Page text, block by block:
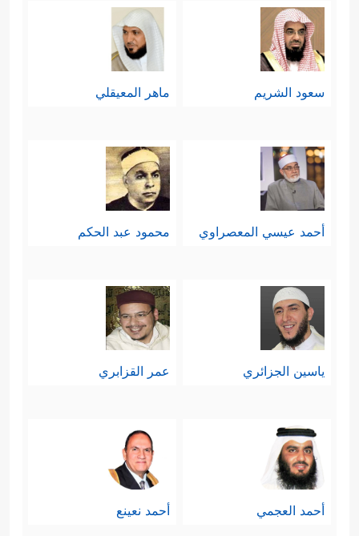
سعود الشريم ماهر المعيقلي
أحمد عيسي المعصراوي محمود عبد الحكم
ياسين الجزائري عمر القزابري
أحمد العجمي أحمد نعينع